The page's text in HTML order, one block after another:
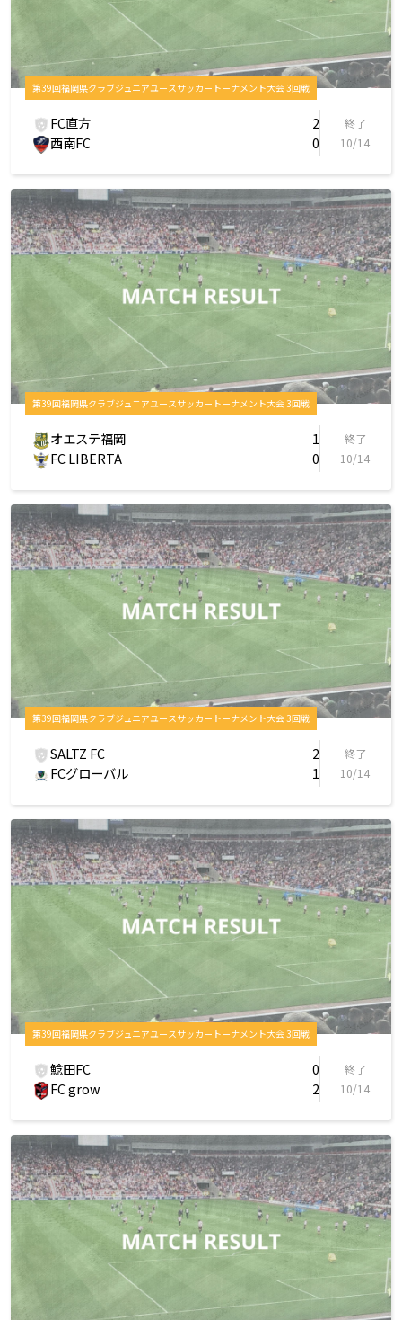
第39回福岡県クラブジュニアユースサッカートーナメント大会 3回戦
FC直方 2
西南FC 0
終了
10/14
第39回福岡県クラブジュニアユースサッカートーナメント大会 3回戦
オエステ福岡 1
FC LIBERTA 0
終了
10/14
第39回福岡県クラブジュニアユースサッカートーナメント大会 3回戦
SALTZ FC 2
FCグローバル 1
終了
10/14
第39回福岡県クラブジュニアユースサッカートーナメント大会 3回戦
鯰田FC 0
FC grow 2
終了
10/14